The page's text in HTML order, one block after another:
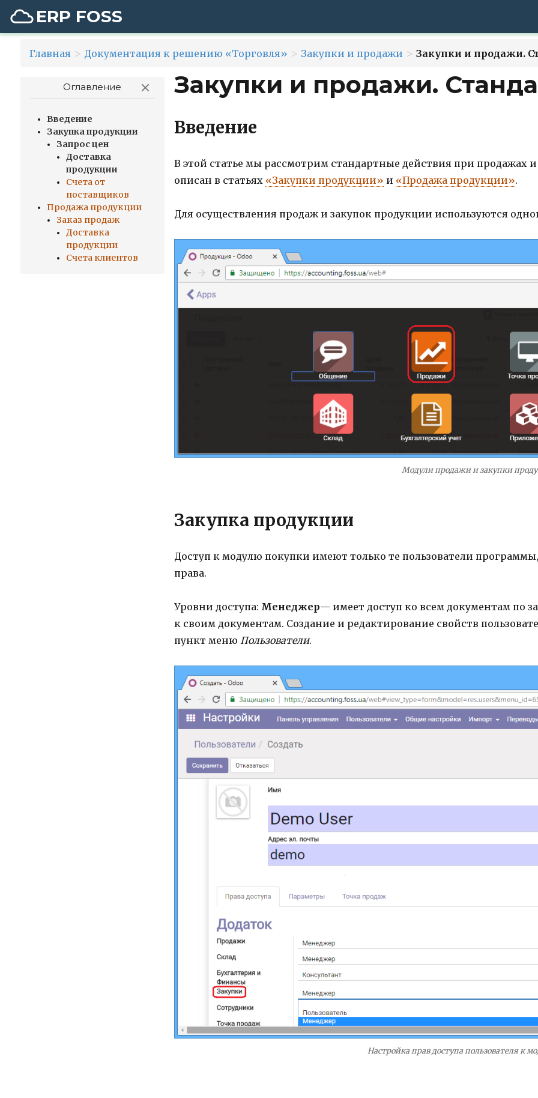
ERP FOSS
Главная > Документация к решению «Торговля» > Закупки и продажи > Закупки и продажи.
Оглавление
Введение
Закупка продукции
Запрос цен
Доставка
продукции
Счета от
поставщиков
Продажа продукции
Заказ продаж
Доставка
продукции
Счета клиентов
Закупки и продажи.
Введение
В этой статье мы рассмотрим стандартные действия при
описан в статьях «Закупки продукции» и «Продажа продукции».
Для осуществления продаж и закупок продукции используются
Модули продажи и закупки
Закупка продукции
Доступ к модулю покупки имеют только те пользователи
права.
Уровни доступа: Менеджер— имеет доступ ко всем документам по
к своим документам. Создание и редактирование свойств
пункт меню Пользователи.
Настройка прав доступа пользователя к